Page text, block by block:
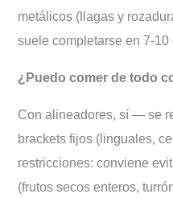
metálicos (llagas y
suele completarse en 7-10
¿Puedo comer de todo
Con alineadores, sí — se
brackets fijos (linguales,
restricciones: conviene
(frutos secos enteros,